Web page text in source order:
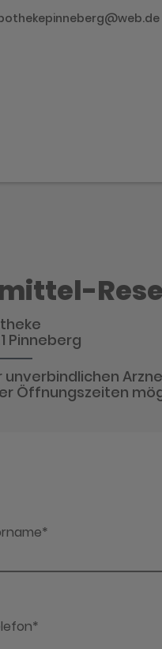
Pinneberg
unverbindlichen
Öffnungszeiten